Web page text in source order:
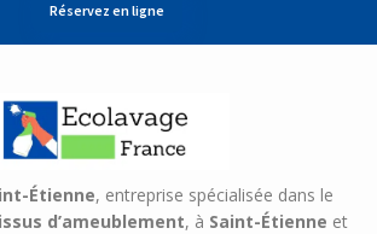
Réservez en ligne
Étienne, entreprise spécialisée dans le
d’ameublement, à Saint-Étienne et